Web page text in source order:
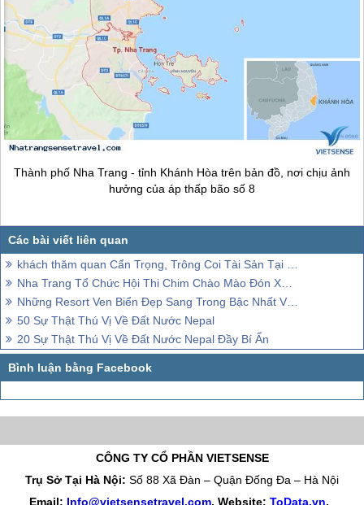
Thành phố Nha Trang - tỉnh Khánh Hòa trên bản đồ, nơi chịu ảnh
hưởng của áp thấp bão số 8
khách thăm quan Cẩn Trọng, Trông Coi Tài Sản Tại Bãi Biển Nha Trang
Nha Trang Tổ Chức Hội Thi Chim Chào Mào Đón Xuân 2015
Những Resort Ven Biển Đẹp Sang Trong Bậc Nhất Việt Nam
50 Sự Thật Thú Vị Về Đất Nước Nepal
20 Sự Thật Thú Vị Về Đất Nước Nepal Đầy Bí Ẩn
CÔNG TY CỔ PHẦN VIETSENSE
Trụ Sở Tại Hà Nội: Số 88 Xã Đàn – Quận Đống Đa – Hà Nội
Email: Info@vietsensetravel.com, Website: ToData.vn,